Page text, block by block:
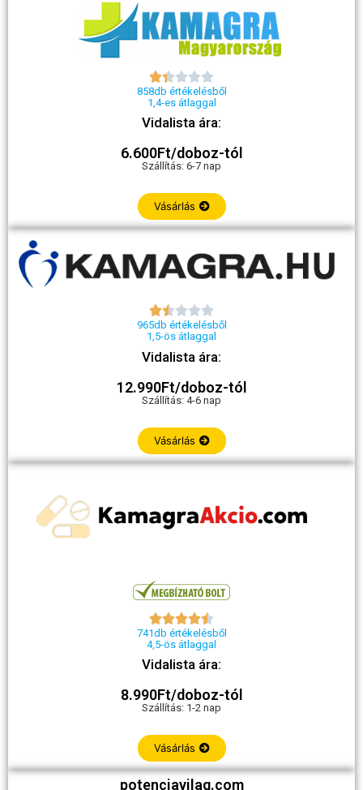

858db értékelésből
1,4-es átlaggal
Vidalista ára:
6.600Ft/doboz-tól
Szállítás: 6-7 nap
Vásárlás

965db értékelésből
1,5-ös átlaggal
Vidalista ára:
12.990Ft/doboz-tól
Szállítás: 4-6 nap
Vásárlás

741db értékelésből
4,5-ös átlaggal
Vidalista ára:
8.990Ft/doboz-tól
Szállítás: 1-2 nap
Vásárlás
potenciavilag.com